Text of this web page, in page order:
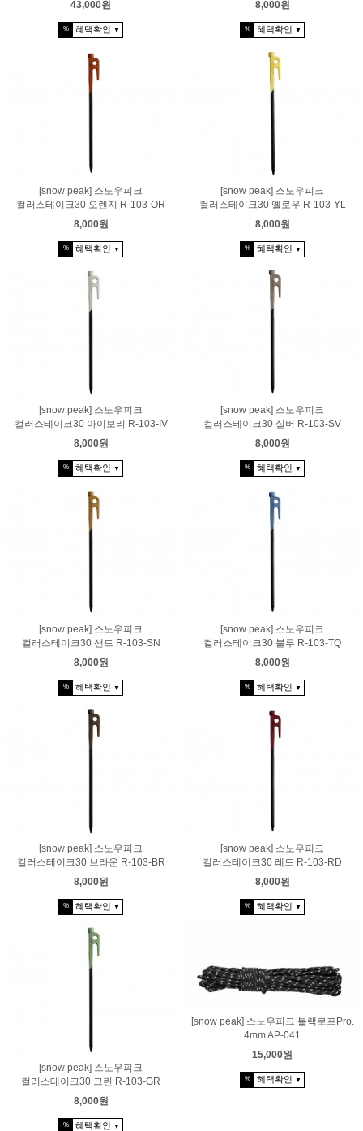
43,000원
% 혜택확인 ▼
8,000원
% 혜택확인 ▼
[snow peak] 스노우피크
컬러스테이크30 오렌지 R-103-OR
8,000원
% 혜택확인 ▼
[snow peak] 스노우피크
컬러스테이크30 옐로우 R-103-YL
8,000원
% 혜택확인 ▼
[snow peak] 스노우피크
컬러스테이크30 아이보리 R-103-IV
8,000원
% 혜택확인 ▼
[snow peak] 스노우피크
컬러스테이크30 실버 R-103-SV
8,000원
% 혜택확인 ▼
[snow peak] 스노우피크
컬러스테이크30 샌드 R-103-SN
8,000원
% 혜택확인 ▼
[snow peak] 스노우피크
컬러스테이크30 블루 R-103-TQ
8,000원
% 혜택확인 ▼
[snow peak] 스노우피크
컬러스테이크30 브라운 R-103-BR
8,000원
% 혜택확인 ▼
[snow peak] 스노우피크
컬러스테이크30 레드 R-103-RD
8,000원
% 혜택확인 ▼
[snow peak] 스노우피크
컬러스테이크30 그린 R-103-GR
8,000원
% 혜택확인 ▼
[snow peak] 스노우피크 블랙로프Pro.
4mm AP-041
15,000원
% 혜택확인 ▼